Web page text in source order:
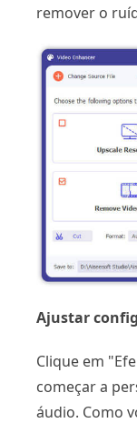
remover o
Ajustar
Clique em
começar a
áudio. Como